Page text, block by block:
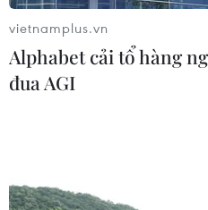
trả, khách trước sảnh tại
05/08/2026 04:01
05/08/2026 02:19
vietnamplus.vn
Alphabet cải tổ hàng
đua AGI